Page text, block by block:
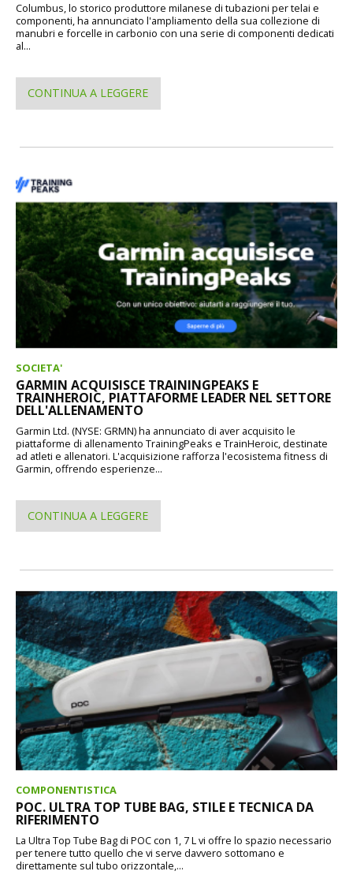
Columbus, lo storico produttore milanese di tubazioni per telai e
componenti, ha annunciato l'ampliamento della sua collezione di
manubri e forcelle in carbonio con una serie di componenti dedicati
al...
CONTINUA A LEGGERE
SOCIETA'
GARMIN ACQUISISCE TRAININGPEAKS E
TRAINHEROIC, PIATTAFORME LEADER NEL SETTORE
DELL'ALLENAMENTO
Garmin Ltd. (NYSE: GRMN) ha annunciato di aver acquisito le
piattaforme di allenamento TrainingPeaks e TrainHeroic, destinate
ad atleti e allenatori. L'acquisizione rafforza l'ecosistema fitness di
Garmin, offrendo esperienze...
CONTINUA A LEGGERE
COMPONENTISTICA
POC. ULTRA TOP TUBE BAG, STILE E TECNICA DA
RIFERIMENTO
La Ultra Top Tube Bag di POC con 1, 7 L vi offre lo spazio necessario
per tenere tutto quello che vi serve davvero sottomano e
direttamente sul tubo orizzontale,...